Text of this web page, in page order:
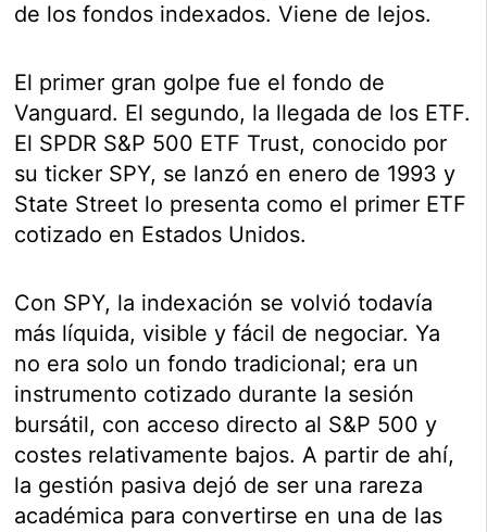
de los fondos indexados. Viene de lejos.
El primer gran golpe fue el fondo de
Vanguard. El segundo, la llegada de los ETF.
El SPDR S&P 500 ETF Trust, conocido por
su ticker SPY, se lanzó en enero de 1993 y
State Street lo presenta como el primer ETF
cotizado en Estados Unidos.
Con SPY, la indexación se volvió todavía
más líquida, visible y fácil de negociar. Ya
no era solo un fondo tradicional; era un
instrumento cotizado durante la sesión
bursátil, con acceso directo al S&P 500 y
costes relativamente bajos. A partir de ahí,
la gestión pasiva dejó de ser una rareza
académica para convertirse en una de las